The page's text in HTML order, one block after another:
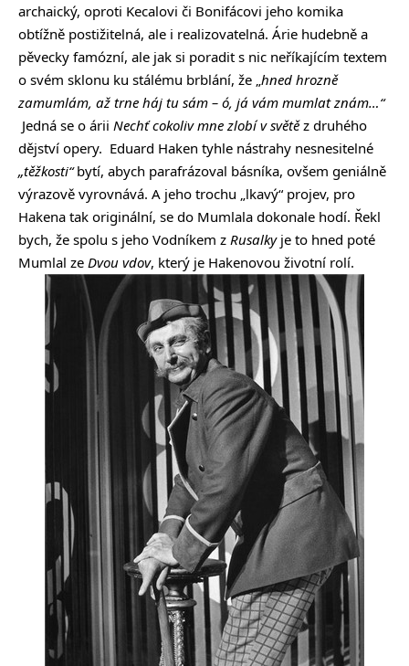
archaický, oproti Kecalovi či Bonifácovi jeho komika
obtížně postižitelná, ale i realizovatelná. Árie hudebně a
pěvecky famózní, ale jak si poradit s nic neříkajícím textem
o svém sklonu ku stálému brblání, že „hned hrozně
zamumlám, až trne háj tu sám – ó, já vám mumlat znám…“
Jedná se o árii Nechť cokoliv mne zlobí v světěz druhého
dějství opery. Eduard Haken tyhle nástrahy nesnesitelné
„těžkosti“bytí, abych parafrázoval básníka, ovšem geniálně
výrazově vyrovnává. A jeho trochu „lkavý“ projev, pro
Hakena tak originální, se do Mumlala dokonale hodí. Řekl
bych, že spolu s jeho Vodníkem z Rusalkyje to hned poté
Mumlal ze Dvou vdov, který je Hakenovou životní rolí.